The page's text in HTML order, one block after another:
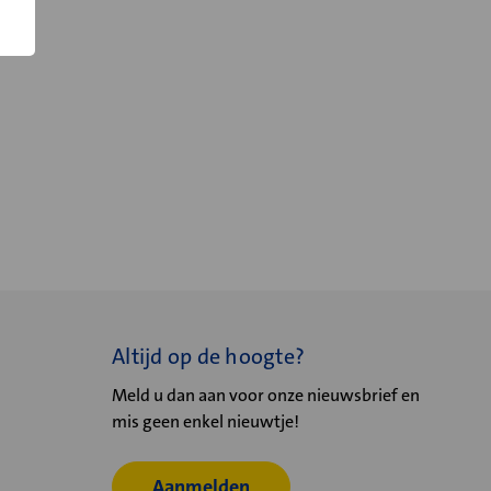
Altijd op de hoogte?
Meld u dan aan voor onze nieuwsbrief en
mis geen enkel nieuwtje!